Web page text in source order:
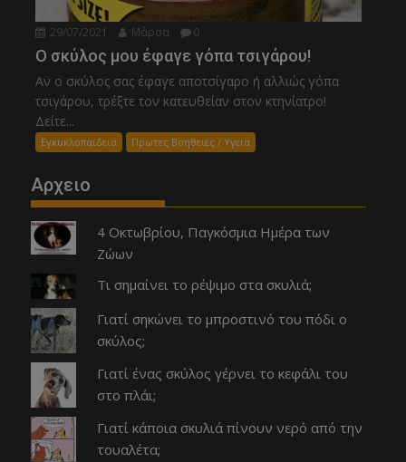
29/07/2021 Μάρσα 0
Ο σκύλος μου έφαγε γόπα τσιγάρου!
Αν ο σκύλος σας έφαγε αποτσίγαρο ή αλλιώς γόπα
τσιγάρου, τρέξτε τον κατευθείαν στον κτηνίατρο!
Δείτε...
Εγκυκλοπαιδεια Πρωτες Βοηθειες / Υγεια
Αρχειο
4 Οκτωβρίου, Παγκόσμια Ημέρα των
Ζώων
Τι σημαίνει το ρέψιμο στα σκυλιά;
Γιατί σηκώνει το μπροστινό του πόδι ο
σκύλος;
Γιατί ένας σκύλος γέρνει το κεφάλι του
στο πλάι;
Γιατί κάποια σκυλιά πίνουν νερό από την
τουαλέτα;